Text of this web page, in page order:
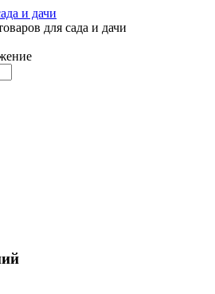
для сада и дачи